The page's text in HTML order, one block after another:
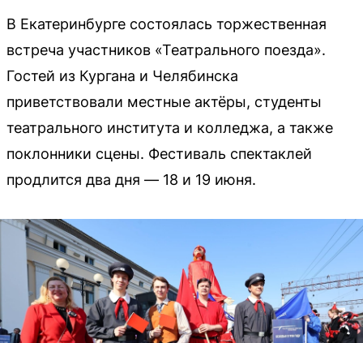
В Екатеринбурге состоялась торжественная
встреча участников «Театрального поезда».
Гостей из Кургана и Челябинска
приветствовали местные актёры, студенты
театрального института и колледжа, а также
поклонники сцены. Фестиваль спектаклей
продлится два дня — 18 и 19 июня.